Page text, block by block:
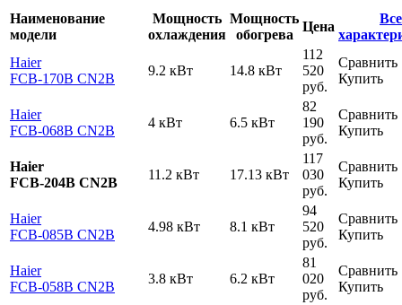
Наименование
модели
Мощность
охлаждения
Мощность
обогрева
Цена
Все
Haier
FCB-170B CN2B
9.2 кВт 14.8 кВт
112
520
руб.
Сравнить
Купить
Haier
FCB-068B CN2B
4 кВт 6.5 кВт
82
190
руб.
Сравнить
Купить
Haier
FCB-204B CN2B
11.2 кВт 17.13 кВт
117
030
руб.
Сравнить
Купить
Haier
FCB-085B CN2B
4.98 кВт 8.1 кВт
94
520
руб.
Сравнить
Купить
Haier
FCB-058B CN2B
3.8 кВт 6.2 кВт
81
020
руб.
Сравнить
Купить